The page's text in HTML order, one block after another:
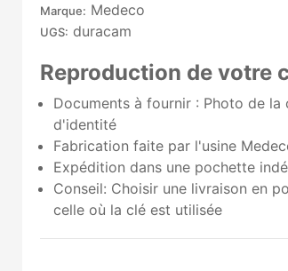
Marque: Medeco
UGS: duracam
Reproduction de votre
Documents à fournir : Photo de
d'identité
Fabrication faite par l'usine
Expédition dans une pochette
Conseil: Choisir une livraison en
celle où la clé est utilisée